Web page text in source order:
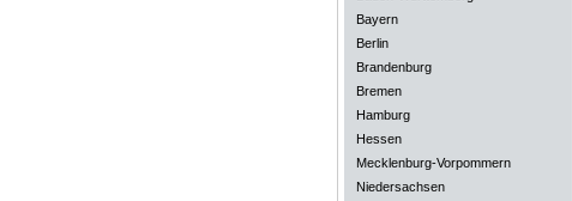
Bayern
Berlin
Brandenburg
Bremen
Hamburg
Hessen
Mecklenburg-Vorpommern
Niedersachsen